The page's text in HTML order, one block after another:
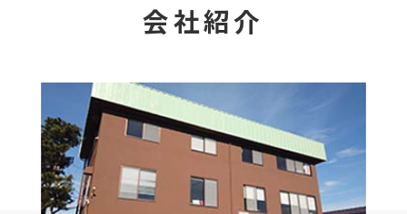
会社紹介